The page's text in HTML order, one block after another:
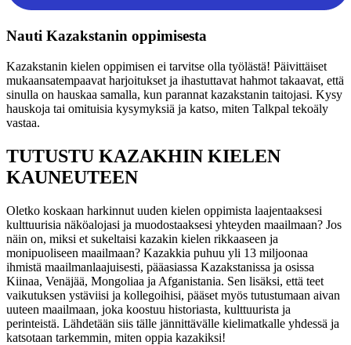
Nauti Kazakstanin oppimisesta
Kazakstanin kielen oppimisen ei tarvitse olla työlästä! Päivittäiset
mukaansatempaavat harjoitukset ja ihastuttavat hahmot takaavat, että
sinulla on hauskaa samalla, kun parannat kazakstanin taitojasi. Kysy
hauskoja tai omituisia kysymyksiä ja katso, miten Talkpal tekoäly
vastaa.
TUTUSTU KAZAKHIN KIELEN
KAUNEUTEEN
Oletko koskaan harkinnut uuden kielen oppimista laajentaaksesi
kulttuurisia näköalojasi ja muodostaaksesi yhteyden maailmaan? Jos
näin on, miksi et sukeltaisi kazakin kielen rikkaaseen ja
monipuoliseen maailmaan? Kazakkia puhuu yli 13 miljoonaa
ihmistä maailmanlaajuisesti, pääasiassa Kazakstanissa ja osissa
Kiinaa, Venäjää, Mongoliaa ja Afganistania. Sen lisäksi, että teet
vaikutuksen ystäviisi ja kollegoihisi, pääset myös tutustumaan aivan
uuteen maailmaan, joka koostuu historiasta, kulttuurista ja
perinteistä. Lähdetään siis tälle jännittävälle kielimatkalle yhdessä ja
katsotaan tarkemmin, miten oppia kazakiksi!